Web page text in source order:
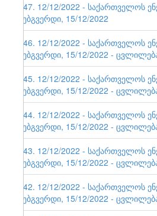
147. 12/12/2022 - საქართველოს
ვებგვერდი, 15/12/2022
146. 12/12/2022 - საქართველოს
ვებგვერდი, 15/12/2022 -
145. 12/12/2022 - საქართველოს
ვებგვერდი, 15/12/2022 -
144. 12/12/2022 - საქართველოს
ვებგვერდი, 15/12/2022 -
143. 12/12/2022 - საქართველოს
ვებგვერდი, 15/12/2022 -
142. 12/12/2022 - საქართველოს
ვებგვერდი, 15/12/2022 -